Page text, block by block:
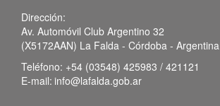
Dirección:
Av. Automóvil Club Argentino 32
(X5172AAN) La Falda - Córdoba - Argentina
Teléfono: +54 (03548) 425983 / 421121
E-mail: info@lafalda.gob.ar